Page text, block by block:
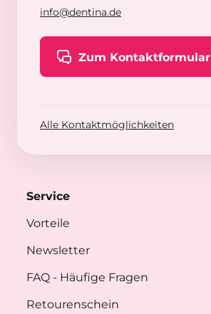
info@dentina.de
Zum Kontaktformular
Alle Kontaktmöglichkeiten
Service
Vorteile
Newsletter
FAQ - Häufige Fragen
Retourenschein